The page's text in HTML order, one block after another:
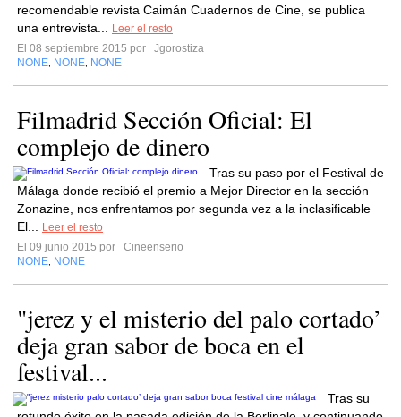
recomendable revista Caimán Cuadernos de Cine, se publica
una entrevista...
Leer el resto
El 08 septiembre 2015 por
Jgorostiza
NONE NONE NONE
Filmadrid Sección Oficial: El
complejo de dinero
Tras su paso por el Festival de
Málaga donde recibió el premio a Mejor Director en la sección
Zonazine, nos enfrentamos por segunda vez a la inclasificable
El...
Leer el resto
El 09 junio 2015 por
Cineenserio
NONE NONE
"jerez y el misterio del palo cortado’
deja gran sabor de boca en el
festival...
Tras su